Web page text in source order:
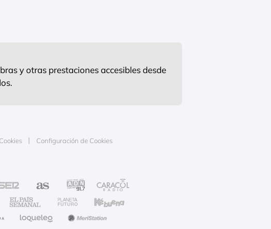
y otras prestaciones accesibles desde
Configuración de Cookies